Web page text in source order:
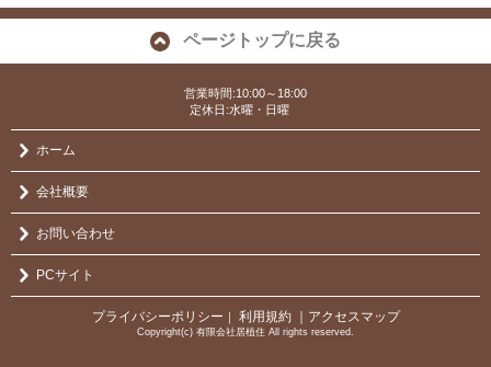
ページトップに戻る
営業時間:10:00～18:00
定休日:水曜・日曜
ホーム
会社概要
お問い合わせ
PCサイト
プライバシーポリシー ｜ 利用規約 ｜アクセスマップ
Copyright(c) 有限会社居植住 All rights reserved.